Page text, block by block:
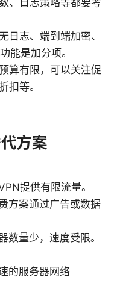
日志、端到端加密、
能是加分项。
算有限，可以关注促
扣等。
方案
提供有限流量。
方案通过广告或数据
数量少，速度受限。
的服务器网络